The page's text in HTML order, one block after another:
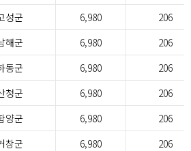
성군 6,980
206
해군 6,980
206
동군 6,980
206
청군 6,980
206
양군 6,980
206
창군 6,980
206